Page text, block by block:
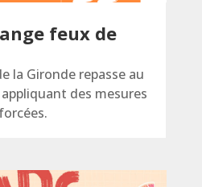
feux de
la Gironde repasse au
des mesures